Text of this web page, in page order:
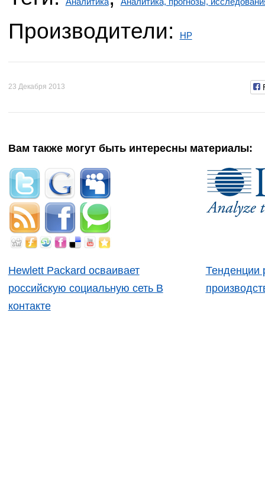
Производители: HP
23 Декабря 2013
Вам также могут быть интересны материалы:
Hewlett Packard осваивает
российскую социальную сеть В
контакте
Тенденции